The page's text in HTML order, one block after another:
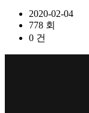
2020-02-04
778 회
0 건